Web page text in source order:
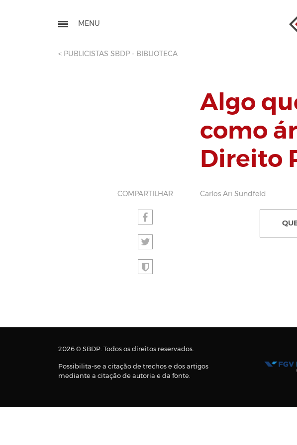
< PUBLICISTAS SBDP - BIBLIOTECA
Algo
como
Direito
COMPARTILHAR Carlos Ari Sundfeld
2026 © SBDP. Todos os direitos reservados.
Possibilita-se a citação de trechos e dos artigos
mediante a citação de autoria e da fonte.